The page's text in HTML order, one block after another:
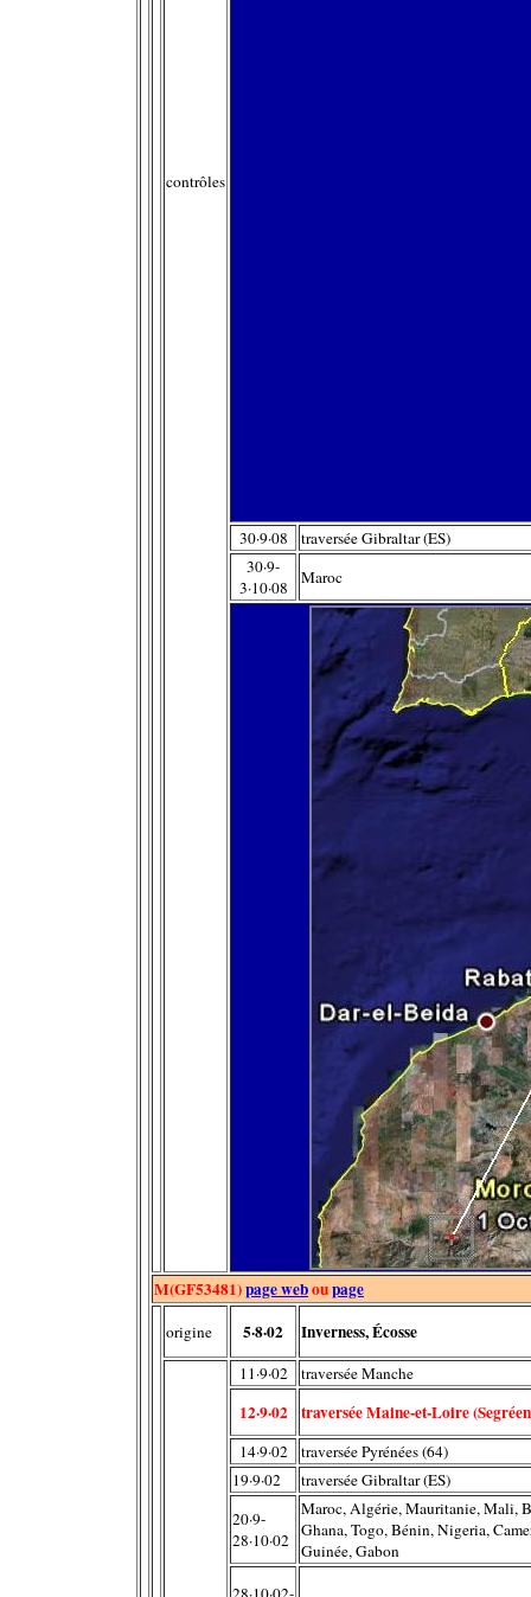
contrôles
30·9·08
traversée Gibraltar (ES)
30·9-
3·10·08
Maroc
M(GF53481)page weboupage
origine 5·8·02 Inverness, Écosse
11·9·02 traversée Manche
12·9·02 traversée Maine-et-Loire (
14·9·02
traversée Pyrénées (64)
19·9·02
traversée Gibraltar (ES)
20·9-
28·10·02
Maroc, Algérie, Mauritanie, Mali,
Ghana, Togo, Bénin, Nigeria,
Guinée, Gabon